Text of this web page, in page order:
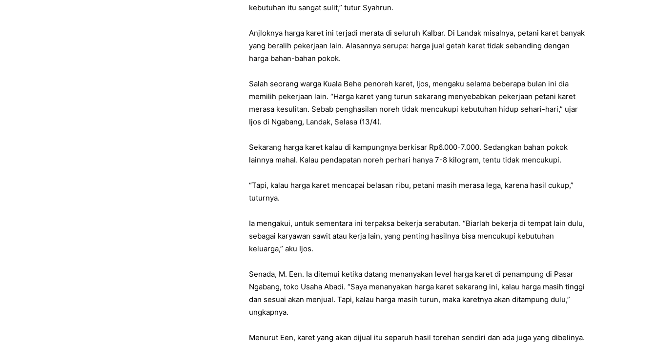
kebutuhan itu sangat sulit,” tutur Syahrun.
Anjloknya harga karet ini terjadi merata di seluruh Kalbar. Di Landak misalnya, petani karet banyak
yang beralih pekerjaan lain. Alasannya serupa: harga jual getah karet tidak sebanding dengan
harga bahan-bahan pokok.
Salah seorang warga Kuala Behe penoreh karet, Ijos, mengaku selama beberapa bulan ini dia
memilih pekerjaan lain. “Harga karet yang turun sekarang menyebabkan pekerjaan petani karet
merasa kesulitan. Sebab penghasilan noreh tidak mencukupi kebutuhan hidup sehari-hari,” ujar
Ijos di Ngabang, Landak, Selasa (13/4).
Sekarang harga karet kalau di kampungnya berkisar Rp6.000-7.000. Sedangkan bahan pokok
lainnya mahal. Kalau pendapatan noreh perhari hanya 7-8 kilogram, tentu tidak mencukupi.
“Tapi, kalau harga karet mencapai belasan ribu, petani masih merasa lega, karena hasil cukup,”
tuturnya.
Ia mengakui, untuk sementara ini terpaksa bekerja serabutan. “Biarlah bekerja di tempat lain dulu,
sebagai karyawan sawit atau kerja lain, yang penting hasilnya bisa mencukupi kebutuhan
keluarga,” aku Ijos.
Senada, M. Een. Ia ditemui ketika datang menanyakan level harga karet di penampung di Pasar
Ngabang, toko Usaha Abadi. “Saya menanyakan harga karet sekarang ini, kalau harga masih tinggi
dan sesuai akan menjual. Tapi, kalau harga masih turun, maka karetnya akan ditampung dulu,”
ungkapnya.
Menurut Een, karet yang akan dijual itu separuh hasil torehan sendiri dan ada juga yang dibelinya.